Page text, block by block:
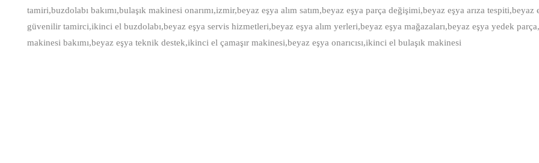
tamiri,buzdolabı bakımı,bulaşık makinesi onarımı,izmir,beyaz eşya alım satım,beyaz eşya parça değişimi,beyaz eşya arıza tespiti,beyaz
güvenilir tamirci,ikinci el buzdolabı,beyaz eşya servis hizmetleri,beyaz eşya alım yerleri,beyaz eşya mağazaları,beyaz eşya yedek
makinesi bakımı,beyaz eşya teknik destek,ikinci el çamaşır makinesi,beyaz eşya onarıcısı,ikinci el bulaşık makinesi